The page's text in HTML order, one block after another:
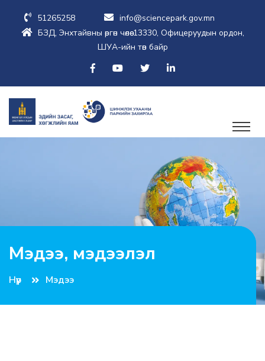
51265258
info@sciencepark.gov.mn
БЗД, Энхтайвны өргөн чөлөө-13330, Офицеруудын ордон,
ШУА-ийн төв байр
Мэдээ, мэдээлэл
Нүүр Мэдээ